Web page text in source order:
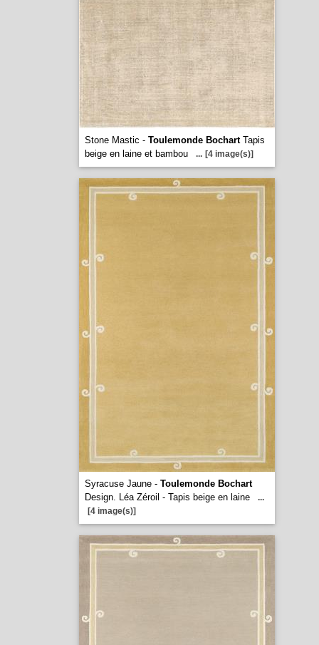
Stone Mastic - Toulemonde BochartTapis
beige en laine et bambou
... [4 image(s)]
Syracuse Jaune - Toulemonde Bochart
Design. Léa Zéroil - Tapis beige en laine
...
[4 image(s)]